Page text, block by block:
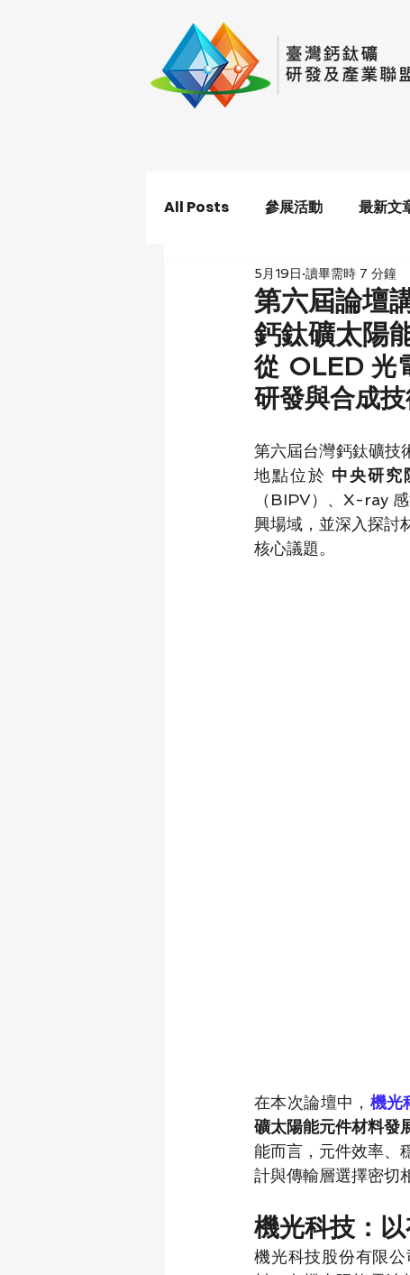
All Posts 參展活動 最新文
第六屆論壇
鈣鈦礦太陽
5月19日 讀畢需時 7 分鐘
從 OLED 光
研發與合成
第六屆台灣鈣鈦礦技
地點位於 中央研究
（BIPV）、X-ray
興場域，並深入探討
核心議題。
在本次論壇中， 機光
礦太陽能元件材料發
能而言，元件效率、
計與傳輸層選擇密切
機光科技：
機光科技股份有限